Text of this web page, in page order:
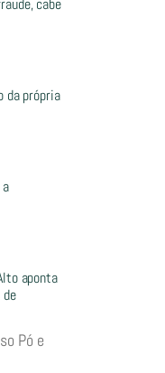
cabe
da própria
aponta
Pó e